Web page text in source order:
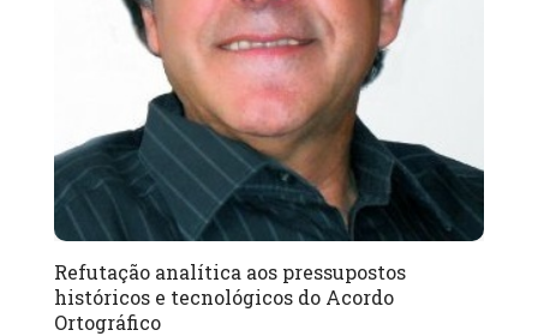
Refutação analítica aos pressupostos
históricos e tecnológicos do Acordo
Ortográfico